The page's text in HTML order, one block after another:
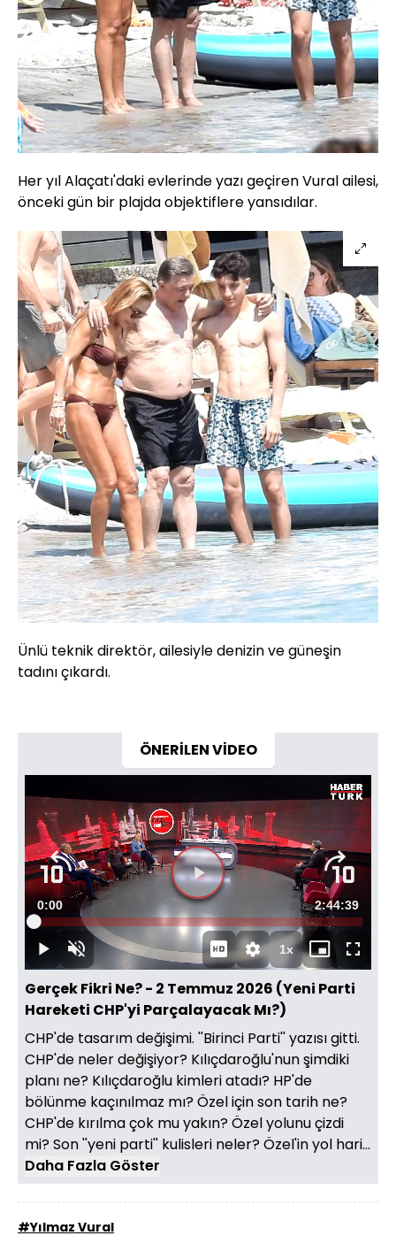
Her yıl Alaçatı'daki evlerinde yazı geçiren Vural ailesi,
önceki gün bir plajda objektiflere yansıdılar.
Ünlü teknik direktör, ailesiyle denizin ve güneşin
tadını çıkardı.
ÖNERİLEN VİDEO
Videoyu
Oynat
OynatSesi
Aç
Süre
0:00 Toplam
Süre
2:44:39
Yüklendi:
0.10%
1xOynatma
Hızı
Mini
oynatıcı
Tam
Ekran
Gerçek Fikri Ne? - 2 Temmuz 2026 (Yeni Parti
Hareketi CHP'yi Parçalayacak Mı?)
CHP'de tasarım değişimi. ''Birinci Parti'' yazısı gitti.
CHP'de neler değişiyor? Kılıçdaroğlu'nun şimdiki
planı ne? Kılıçdaroğlu kimleri atadı? HP'de
bölünme kaçınılmaz mı? Özel için son tarih ne?
CHP'de kırılma çok mu yakın? Özel yolunu çizdi
mi? Son ''yeni parti'' kulisleri neler? Özel'in yol hari...
Daha Fazla Göster
#Yılmaz Vural